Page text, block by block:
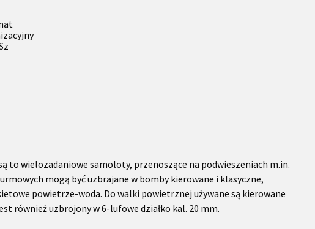
to wielozadaniowe samoloty, przenoszące na podwieszeniach m.in.
mogą być uzbrajane w bomby kierowane i klasyczne,
powietrze-woda. Do walki powietrznej używane są kierowane
również uzbrojony w 6-lufowe działko kal. 20 mm.